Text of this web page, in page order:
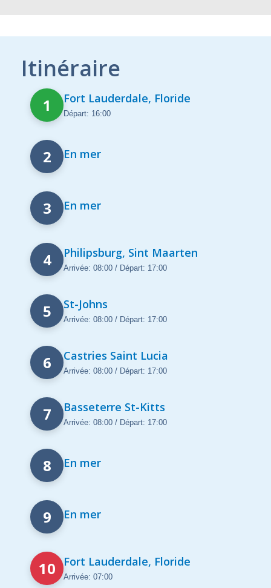
Itinéraire
1 Fort Lauderdale, Floride
Départ: 16:00
2 En mer
3 En mer
4 Philipsburg, Sint Maarten
Arrivée: 08:00 / Départ: 17:00
5 St-Johns
Arrivée: 08:00 / Départ: 17:00
6 Castries Saint Lucia
Arrivée: 08:00 / Départ: 17:00
7 Basseterre St-Kitts
Arrivée: 08:00 / Départ: 17:00
8 En mer
9 En mer
10 Fort Lauderdale, Floride
Arrivée: 07:00